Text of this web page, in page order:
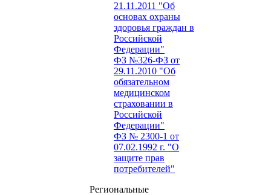
21.11.2011 "Об
основах охраны
здоровья граждан в
Российской
Федерации"
ФЗ №326-ФЗ от
29.11.2010 "Об
обязательном
медицинском
страховании в
Российской
Федерации"
ФЗ № 2300-1 от
07.02.1992 г. "О
защите прав
потребителей"
Региональные